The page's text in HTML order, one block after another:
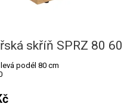
skříň SPRZ 80
podél 80 cm